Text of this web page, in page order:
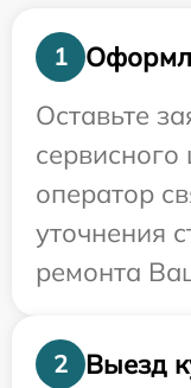
1
Оставьте
оператор
уточнения
ремонта
2
Выезд